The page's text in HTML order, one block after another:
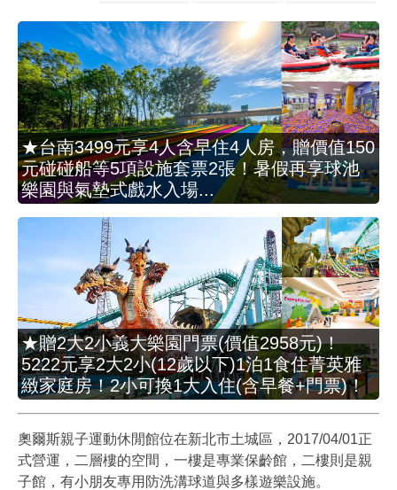
★台南3499元享4人含早住4人房，贈價值150
元碰碰船等5項設施套票2張！暑假再享球池
樂園與氣墊式戲水入場...
★贈2大2小義大樂園門票(價值2958元)！
5222元享2大2小(12歲以下)1泊1食住菁英雅
緻家庭房！2小可換1大入住(含早餐+門票)！
奧爾斯親子運動休閒館位在新北市土城區，2017/04/01正
式營運，二層樓的空間，一樓是專業保齡館，二樓則是親
子館，有小朋友專用防洗溝球道與多樣遊樂設施。